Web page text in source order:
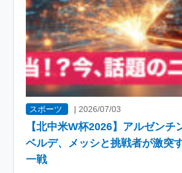
スポーツ | 2026/07/03
【北中米W杯2026】アルゼンチ
ベルデ、メッシと挑戦者が激突
一戦